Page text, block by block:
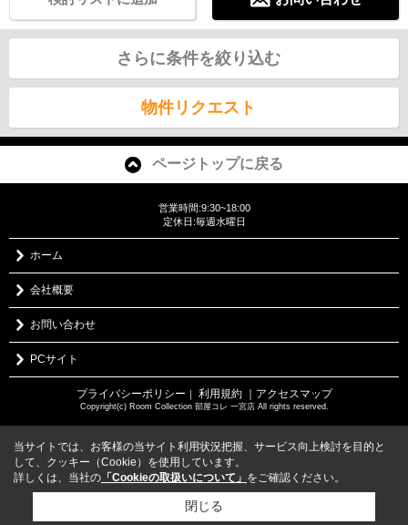
さらに条件を絞り込む
物件リクエスト
ページトップに戻る
営業時間:9:30~18:00
定休日:毎週水曜日
ホーム
会社概要
お問い合わせ
PCサイト
プライバシーポリシー ｜ 利用規約 ｜アクセスマップ
Copyright(c) Room Collection 部屋コレ 一宮店 All rights reserved.
当サイトでは、お客様の当サイト利用状況把握、サービス向上検討を目的と
して、クッキー（Cookie）を使用しています。
詳しくは、当社の 「Cookieの取扱いについて」 をご確認ください。
閉じる